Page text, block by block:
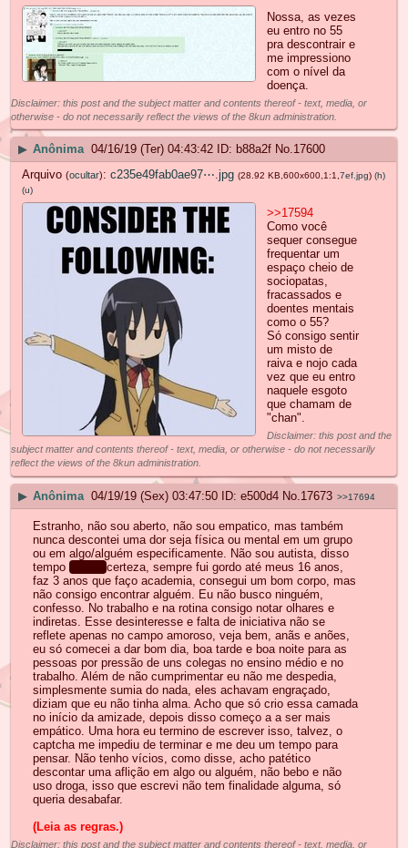
Nossa, as vezes
eu entro no 55
pra descontrair e
me impressiono
com o nível da
doença.
Disclaimer: this post and the subject matter and contents thereof - text, media, or
otherwise - do not necessarily reflect the views of the 8kun administration.
▶ Anônima 04/16/19 (Ter) 04:43:42 b88a2f No.17600
Arquivo (ocultar): c235e49fab0ae97⋯.jpg (28.92 KB,600x600,1:1, 7ef.jpg) (h)
(u)
>>17594
Como você
sequer consegue
frequentar um
espaço cheio de
sociopatas,
fracassados e
doentes mentais
como o 55?
Só consigo sentir
um misto de
raiva e nojo cada
vez que eu entro
naquele esgoto
que chamam de
"chan".
Disclaimer: this post and the
subject matter and contents thereof - text, media, or otherwise - do not necessarily
reflect the views of the 8kun administration.
▶ Anônima 04/19/19 (Sex) 03:47:50 e500d4 No. 17673 >>17694
Estranho, não sou aberto, não sou empatico, mas também
nunca descontei uma dor seja física ou mental em um grupo
ou em algo/alguém especificamente. Não sou autista, disso
tempo
certeza, sempre fui gordo até meus 16 anos,
faz 3 anos que faço academia, consegui um bom corpo, mas
não consigo encontrar alguém. Eu não busco ninguém,
confesso. No trabalho e na rotina consigo notar olhares e
indiretas. Esse desinteresse e falta de iniciativa não se
reflete apenas no campo amoroso, veja bem, anãs e anões,
eu só comecei a dar bom dia, boa tarde e boa noite para as
pessoas por pressão de uns colegas no ensino médio e no
trabalho. Além de não cumprimentar eu não me despedia,
simplesmente sumia do nada, eles achavam engraçado,
diziam que eu não tinha alma. Acho que só crio essa camada
no início da amizade, depois disso começo a a ser mais
empático. Uma hora eu termino de escrever isso, talvez, o
captcha me impediu de terminar e me deu um tempo para
pensar. Não tenho vícios, como disse, acho patético
descontar uma aflição em algo ou alguém, não bebo e não
uso droga, isso que escrevi não tem finalidade alguma, só
queria desabafar.
(Leia as regras.)
Disclaimer: this post and the subject matter and contents thereof - text, media, or